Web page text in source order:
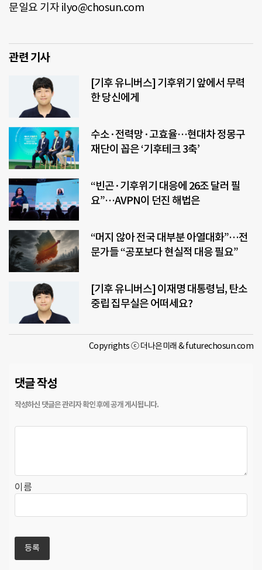
문일요 기자 ilyo@chosun.com
관련 기사
[기후 유니버스] 기후위기 앞에서 무력
한 당신에게
수소·전력망·고효율…현대차 정몽구
재단이 꼽은 ‘기후테크 3축’
“빈곤·기후위기 대응에 26조 달러 필
요”…AVPN이 던진 해법은
“머지 않아 전국 대부분 아열대화”…전
문가들 “공포보다 현실적 대응 필요”
[기후 유니버스] 이재명 대통령님, 탄소
중립 집무실은 어떠세요?
Copyrights ⓒ 더나은미래 & futurechosun.com
댓글 작성
이름